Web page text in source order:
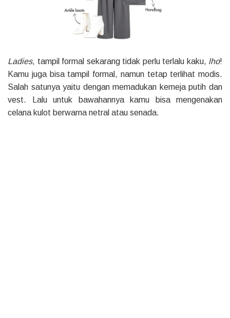
Ladies, tampil formal sekarang tidak perlu terlalu kaku, lho!
Kamu juga bisa tampil formal, namun tetap terlihat modis.
Salah satunya yaitu dengan memadukan kemeja putih dan
vest. Lalu untuk bawahannya kamu bisa mengenakan
celana kulot berwarna netral atau senada.